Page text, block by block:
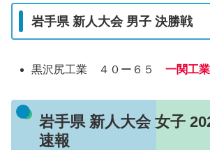
岩手県 新人大会 男子 決勝戦
黒沢尻工業 ４０ー６５一関工業
岩手県 新人大会 女子
速報